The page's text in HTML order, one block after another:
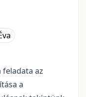
feladata az
a